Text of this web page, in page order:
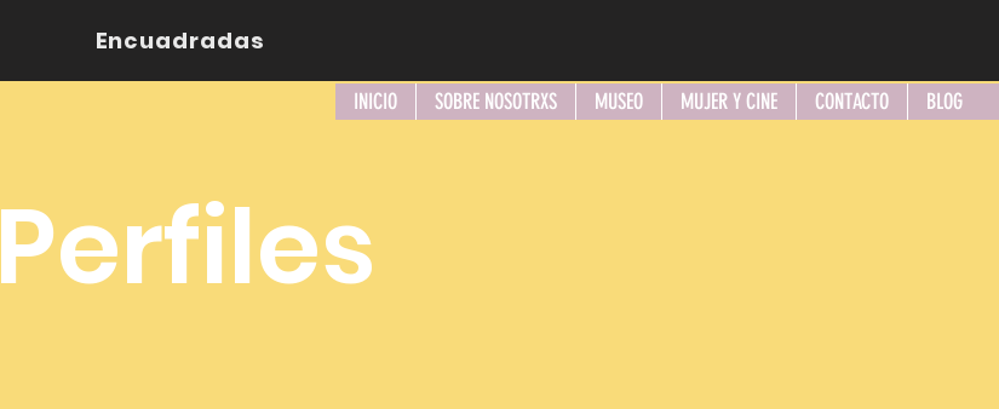
INICIO SOBRE NOSOTRXS MUSEO MUJER Y CINE CONTACTO BLOG
Encuadradas
Perfiles